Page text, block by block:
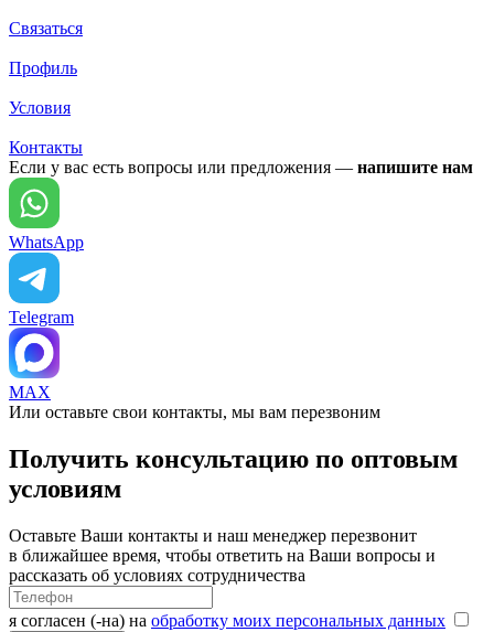
Связаться
Профиль
Условия
Контакты
Если у вас есть вопросы или предложения — напишите нам
WhatsApp
Telegram
MAX
Или оставьте свои контакты, мы вам перезвоним
Получить консультацию по оптовым
условиям
Оставьте Ваши контакты и наш менеджер перезвонит
в ближайшее время, чтобы ответить на Ваши вопросы и
рассказать об условиях сотрудничества
я согласен (-на) на обработку моих персональных данных